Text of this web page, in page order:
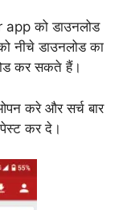
को डाउनलोड
नीचे डाउनलोड का
कर सकते हैं।
करे और सर्च बार
कर दे।